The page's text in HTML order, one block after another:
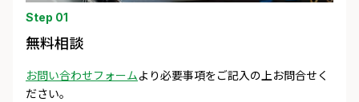
Step 01
無料相談
お問い合わせフォームより必要事項をご記入の上お問合せく
ださい。